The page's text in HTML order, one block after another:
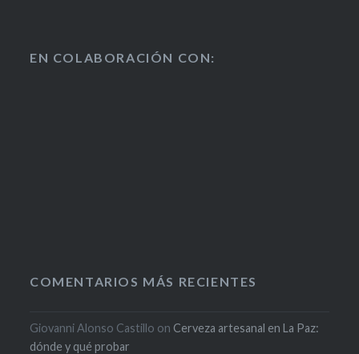
EN COLABORACIÓN CON:
COMENTARIOS MÁS RECIENTES
Giovanni Alonso Castillo on Cerveza artesanal en La Paz:
dónde y qué probar